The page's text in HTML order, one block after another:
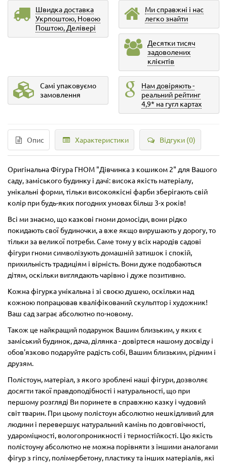
Швидка доставка
Укрпоштою, Новою
Поштою, Делівері
Ми справжні і нас
легко знайти
Десятки тисяч
задоволених
клієнтів
Самі упаковуємо
замовлення
Нам довіряють -
реальний рейтинг
4,9* на гугл картах
Опис Характеристики Відгуки (0)
Оригінальна Фігура ГНОМ "Дівчинка з кошиком 2" для Вашого
саду, заміського будинку і дачі: висока якість матеріалу,
унікальні форми, тільки високоякісні фарби зберігають свій
колір при будь-яких погодних умовах більш 3-х років!
Всі ми знаємо, що казкові гноми домосіди, вони рідко
покидають свої будиночки, а вже якщо вирушають у дорогу, то
тільки за великої потреби. Саме тому у всіх народів садові
фігури гноми символізують домашній затишок і спокій,
прихильність традиціям і вірність. Вони дуже подобаються
дітям, оскільки виглядають чарівно і дуже позитивно.
Кожна фігурка унікальна і зі своєю душею, оскільки над
кожною попрацював кваліфікований скульптор і художник!
Ваш сад заграє абсолютно по-новому.
Також це найкращий подарунок Вашим близьким, у яких є
заміський будинок, дача, ділянка - довіртеся нашому досвіду і
обов'язково подаруйте радість собі, Вашим близьким, рідним і
друзям.
Полістоун, матеріал, з якого зроблені наші фігури, дозволяє
досягти такої правдоподібності і натуральності, що при
першому розгляді Ви поринете в справжню казку і чудовий
світ тварин. При цьому полістоун абсолютно нешкідливий для
людини і перевершує натуральний камінь по довговічності,
удароміцності, вологопроникності і термостійкості. Цю якість
полістоуну абсолютно не можна порівняти з іншими аналогами
фігур з гіпсу, полімербетону, пластику та інших матеріалів, які